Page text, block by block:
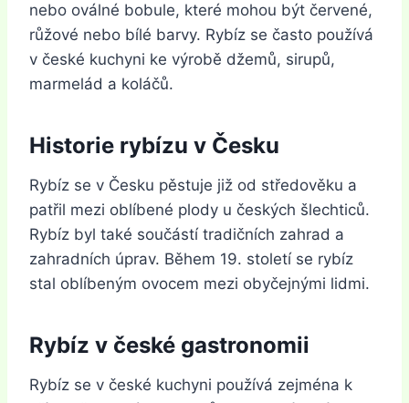
nebo oválné bobule, které mohou být červené,
růžové nebo bílé barvy. Rybíz se často používá
v české kuchyni ke výrobě džemů, sirupů,
marmelád a koláčů.
Historie rybízu v Česku
Rybíz se v Česku pěstuje již od středověku a
patřil mezi oblíbené plody u českých šlechticů.
Rybíz byl také součástí tradičních zahrad a
zahradních úprav. Během 19. století se rybíz
stal oblíbeným ovocem mezi obyčejnými lidmi.
Rybíz v české gastronomii
Rybíz se v české kuchyni používá zejména k